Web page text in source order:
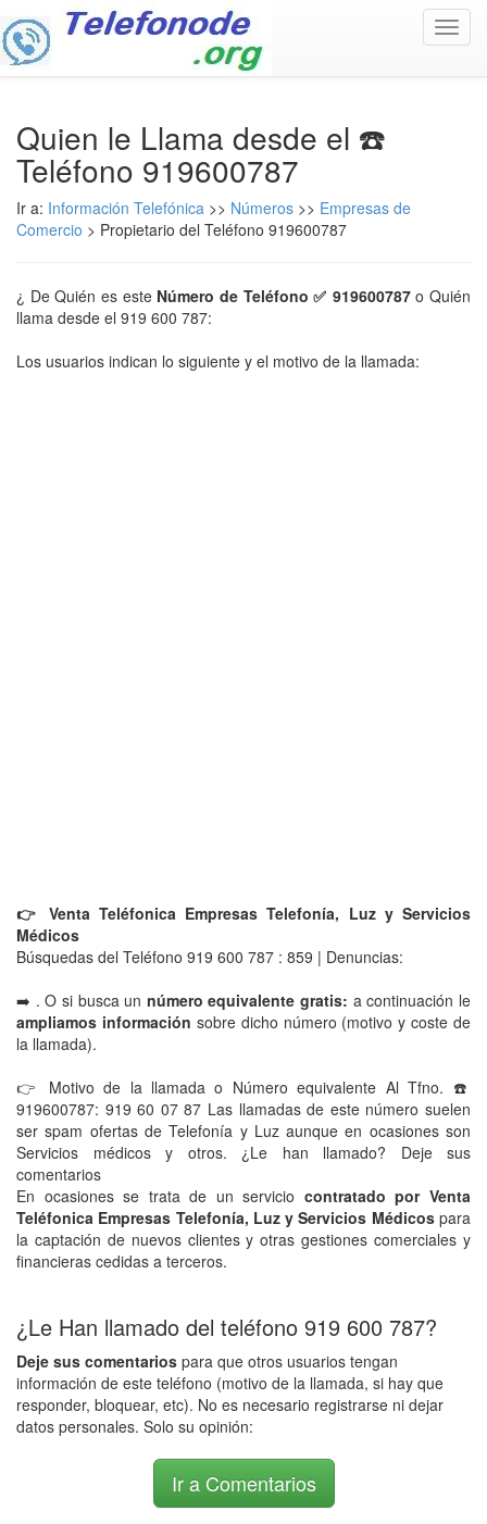
Quien le Llama desde el ☎️
Teléfono 919600787
Ir a: Información Telefónica >> Números >> Empresas de
Comercio > Propietario del Teléfono 919600787
¿ De Quién es este Número de Teléfono ✅ 919600787o Quién
llama desde el 919 600 787:
Los usuarios indican lo siguiente y el motivo de la llamada:
👉 Venta Teléfonica Empresas Telefonía, Luz y Servicios
Médicos
Búsquedas del Teléfono 919 600 787 : 859 | Denuncias:
➡️ . O si busca un número equivalente gratis: a continuación le
ampliamos información sobre dicho número (motivo y coste de
la llamada).
👉 Motivo de la llamada o Número equivalente Al Tfno. ☎️
919600787: 919 60 07 87 Las llamadas de este número suelen
ser spam ofertas de Telefonía y Luz aunque en ocasiones son
Servicios médicos y otros. ¿Le han llamado? Deje sus
comentarios
En ocasiones se trata de un servicio contratado por Venta
Teléfonica Empresas Telefonía, Luz y Servicios Médicos para
la captación de nuevos clientes y otras gestiones comerciales y
financieras cedidas a terceros.
¿Le Han llamado del teléfono 919 600 787?
Deje sus comentarios para que otros usuarios tengan
información de este teléfono (motivo de la llamada, si hay que
responder, bloquear, etc). No es necesario registrarse ni dejar
datos personales. Solo su opinión:
Ir a Comentarios